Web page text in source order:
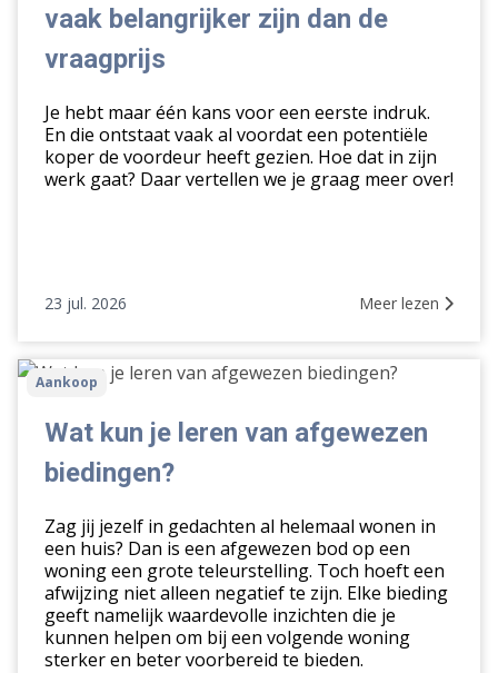
belangrijker
zijn
vraagprijs
vaak belangrijker zijn dan de
vraagprijs
Je hebt maar één kans voor een eerste indruk.
En die ontstaat vaak al voordat een potentiële
koper de voordeur heeft gezien. Hoe dat in zijn
werk gaat? Daar vertellen we je graag meer over!
23 jul. 2026 Meer lezen
Wat
van
biedingen?
Aankoop
Wat kun je leren van afgewezen
biedingen?
Zag jij jezelf in gedachten al helemaal wonen in
een huis? Dan is een afgewezen bod op een
woning een grote teleurstelling. Toch hoeft een
afwijzing niet alleen negatief te zijn. Elke bieding
geeft namelijk waardevolle inzichten die je
kunnen helpen om bij een volgende woning
sterker en beter voorbereid te bieden.